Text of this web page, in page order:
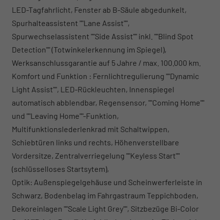
LED-Tagfahrlicht, Fenster ab B-Säule abgedunkelt,
Spurhalteassistent ""Lane Assist"",
Spurwechselassistent ""Side Assist"" inkl. ""Blind Spot
Detection"" (Totwinkelerkennung im Spiegel),
Werksanschlussgarantie auf 5 Jahre / max. 100.000 km.
Komfort und Funktion : Fernlichtregulierung ""Dynamic
Light Assist"", LED-Rückleuchten, Innenspiegel
automatisch abblendbar, Regensensor, ""Coming Home""
und ""Leaving Home""-Funktion,
Multifunktionslederlenkrad mit Schaltwippen,
Schiebtüren links und rechts, Höhenverstellbare
Vordersitze, Zentralverriegelung ""Keyless Start""
(schlüsselloses Startsytem),
Optik: Außenspiegelgehäuse und Scheinwerferleiste in
Schwarz, Bodenbelag im Fahrgastraum Teppichboden,
Dekoreinlagen ""Scale Light Grey"", Sitzbezüge Bi-Color